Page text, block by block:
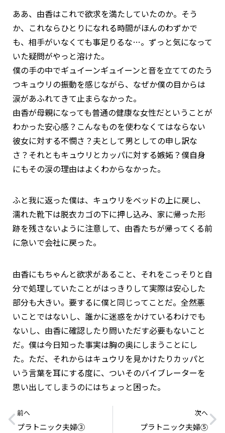
ああ、由香はこれで欲求を満たしていたのか。そう
か、これならひとりになれる時間がほんのわずかで
も、相手がいなくても事足りるな…。ずっと気になって
いた疑問がやっと溶けた。
僕の手の中でギュイーンギュイーンと音を立ててのたう
つキュウリの振動を感じながら、なぜか僕の目からは
涙があふれてきて止まらなかった。
由香が母親になっても普通の健康な女性だということが
わかった安心感？こんなものを使わなくてはならない
彼女に対する不憫さ？夫として男としての申し訳な
さ？それともキュウリとカッパに対する嫉妬？僕自身
にもその涙の理由はよくわからなかった。
ふと我に返った僕は、キュウリをベッドの上に戻し、
濡れた靴下は脱衣カゴの下に押し込み、家に帰った形
跡を残さないように注意して、由香たちが帰ってくる前
に急いで会社に戻った。
由香にもちゃんと欲求があること、それをこっそりと自
分で処理していたことがはっきりして実際は安心した
部分も大きい。要するに僕と同じってことだ。全然悪
いことではないし、誰かに迷惑をかけているわけでも
ないし、由香に確認したり問いただす必要もないこと
だ。僕は今日知った事実は胸の奥にしまうことにし
た。ただ、それからはキュウリを見かけたりカッパと
いう言葉を耳にする度に、ついそのバイブレーターを
思い出してしまうのにはちょっと困った。
前へ
プラトニック夫婦③
次へ
プラトニック夫婦⑤